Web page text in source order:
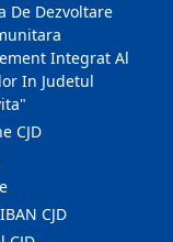
De Dezvoltare
Integrat Al
In Judetul
CJD
CJD